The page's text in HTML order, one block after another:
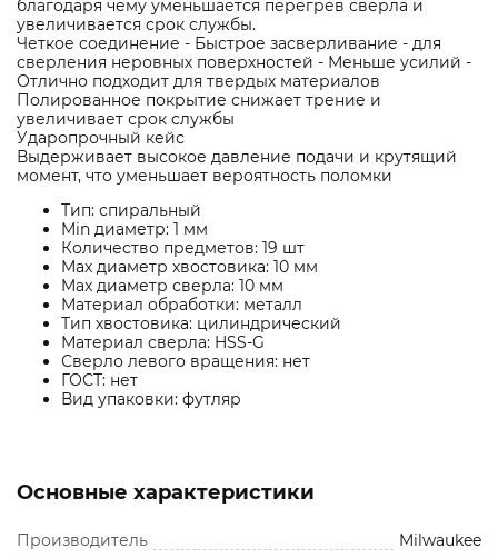
благодаря чему уменьшается перегрев сверла и
увеличивается срок службы.
Четкое соединение - Быстрое засверливание - для
сверления неровных поверхностей - Меньше усилий -
Отлично подходит для твердых материалов
Полированное покрытие снижает трение и
увеличивает срок службы
Ударопрочный кейс
Выдерживает высокое давление подачи и крутящий
момент, что уменьшает вероятность поломки
Тип: спиральный
Min диаметр: 1 мм
Количество предметов: 19 шт
Max диаметр хвостовика: 10 мм
Max диаметр сверла: 10 мм
Материал обработки: металл
Тип хвостовика: цилиндрический
Материал сверла: HSS-G
Сверло левого вращения: нет
ГОСТ: нет
Вид упаковки: футляр
Основные характеристики
Производитель
Milwaukee